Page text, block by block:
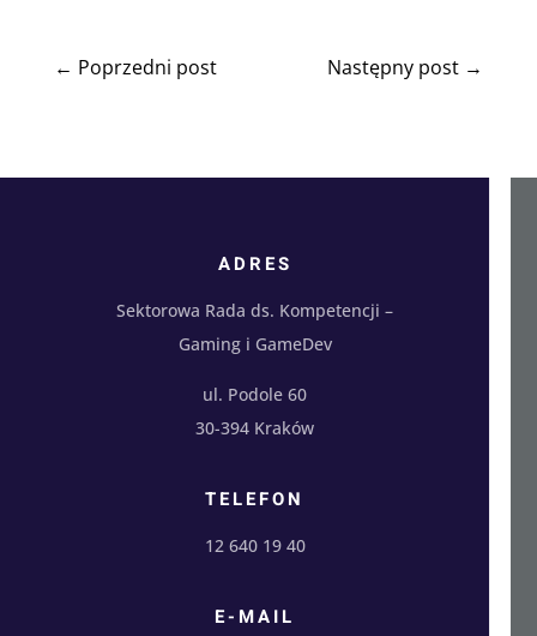
← Poprzedni post Następny post →
ADRES
Sektorowa Rada ds. Kompetencji –
Gaming i GameDev
ul. Podole 60
30-394 Kraków
TELEFON
12 640 19 40
E-MAIL